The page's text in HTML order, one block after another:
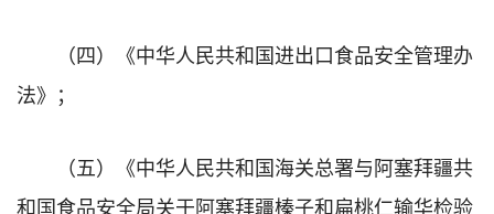
（四）《中华人民共和国进出口食品安全管理办
法》；
（五）《中华人民共和国海关总署与阿塞拜疆共
和国食品安全局关于阿塞拜疆榛子和扁桃仁输华检验